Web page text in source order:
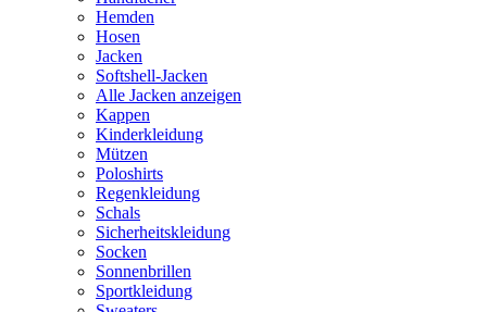
Hemden
Hosen
Jacken
Softshell-Jacken
Alle Jacken anzeigen
Kappen
Kinderkleidung
Mützen
Poloshirts
Regenkleidung
Schals
Sicherheitskleidung
Socken
Sonnenbrillen
Sportkleidung